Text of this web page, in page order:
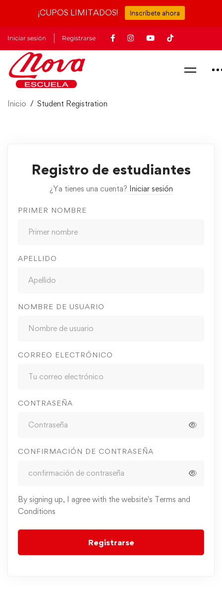
Iniciar sesión Registrarse
Inicio Student Registration
Registro de estudiantes
¿Ya tienes una cuenta? Iniciar sesión
PRIMER NOMBRE
APELLIDO
NOMBRE DE USUARIO
CORREO ELECTRÓNICO
CONTRASEÑA
CONFIRMACIÓN DE CONTRASEÑA
By signing up, I agree with the website's Terms and
Conditions
Registrarse
¡CUPOS LIMITADOS! Inscríbete ahora